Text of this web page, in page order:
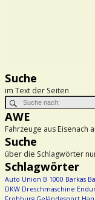
Suche
im Text der Seiten
AWE
Fahrzeuge aus Eisenach
Suche
über die Schlagwörter
Schlagwörter
Auto Union B 1000 Barkas
DKW Dreschmaschine